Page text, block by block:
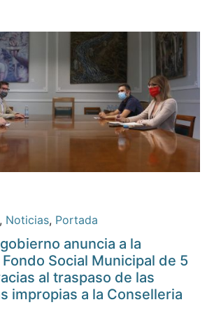
, Noticias, Portada
anuncia a la
Social Municipal de 5
al traspaso de las
impropias a la Conselleria